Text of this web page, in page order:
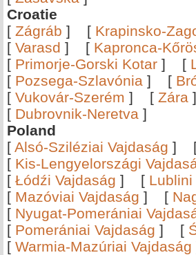
Croatie
[ Zágráb ] [ Krapinsko-
[ Varasd ] [ Kapronca-
[ Primorje-Gorski Kotar ] [
[ Pozsega-Szlavónia ] [
[ Vukovár-Szerém ] [ Zára
[ Dubrovnik-Neretva ]
Poland
[ Alsó-Sziléziai Vajdaság ]
[ Kis-Lengyelországi
[ Łódźi Vajdaság ] [ Lublini
[ Mazóviai Vajdaság ] [
[ Nyugat-Pomerániai
[ Pomerániai Vajdaság ] [
[ Warmia-Mazúriai Vajdaság